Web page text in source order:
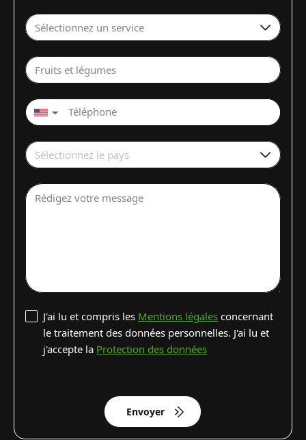
Sélectionnez un service
Fruits et légumes
▼
Sélectionnez le pays
Rédigez votre message
J'ai lu et compris les Mentions légales concernant
le traitement des données personnelles. J'ai lu et
j'accepte la Protection des données
Envoyer